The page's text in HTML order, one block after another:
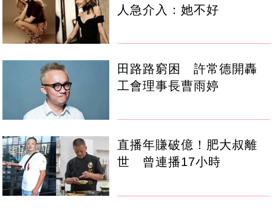
人急介入：她不好
田路路窮困 許常德開轟
工會理事長曹雨婷
直播年賺破億！肥大叔離
世 曾連播17小時